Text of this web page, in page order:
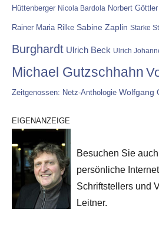
Hüttenberger Nicola Bardola Norbert Göttler
Rainer Maria Rilke Sabine Zaplin Starke
Burghardt Ulrich Beck Ulrich
Michael Gutzschhahn
Zeitgenossen: Netz-Anthologie Wolfgang
EIGENANZEIGE
Besuchen Sie auch
persönliche
Schriftstellers und
Leitner.